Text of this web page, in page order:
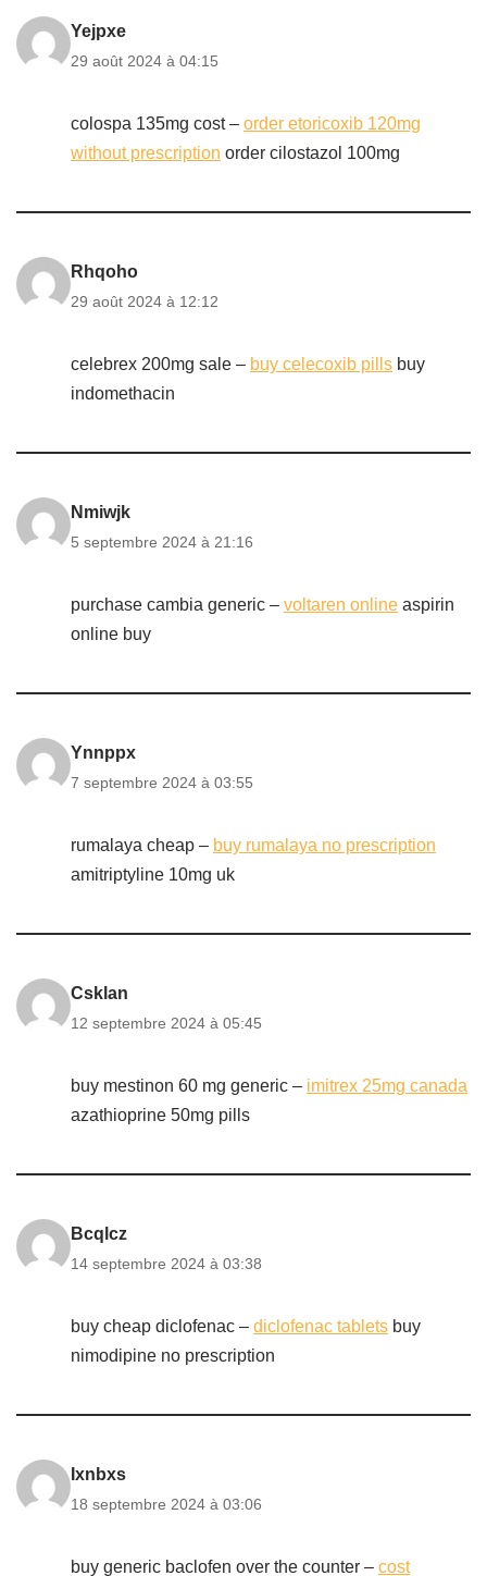
Yejpxe
29 août 2024 à 04:15
colospa 135mg cost – order etoricoxib 120mg
without prescription order cilostazol 100mg
Rhqoho
29 août 2024 à 12:12
celebrex 200mg sale – buy celecoxib pills buy
indomethacin
Nmiwjk
5 septembre 2024 à 21:16
purchase cambia generic – voltaren online aspirin
online buy
Ynnppx
7 septembre 2024 à 03:55
rumalaya cheap – buy rumalaya no prescription
amitriptyline 10mg uk
Csklan
12 septembre 2024 à 05:45
buy mestinon 60 mg generic – imitrex 25mg canada
azathioprine 50mg pills
Bcqlcz
14 septembre 2024 à 03:38
buy cheap diclofenac – diclofenac tablets buy
nimodipine no prescription
Ixnbxs
18 septembre 2024 à 03:06
buy generic baclofen over the counter – cost